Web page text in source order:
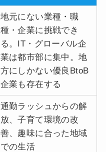
地元にない業種・職
種・企業に挑戦でき
る。IT・グローバル企
業は都市部に集中。地
方にしかない優良BtoB
企業も存在する
通勤ラッシュからの解
放、子育て環境の改
善、趣味に合った地域
での生活